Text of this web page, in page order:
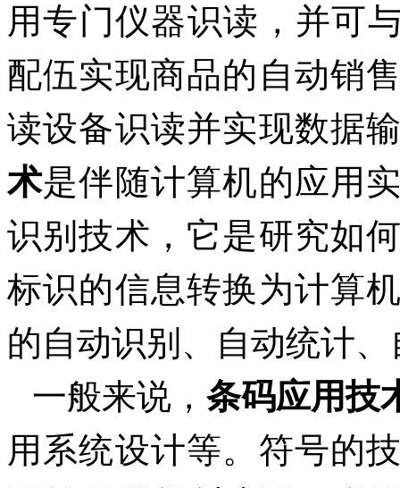
用专门仪器识读，并可
配伍实现商品的自动销
读设备识读并实现数据
术是伴随计算机的应用
识别技术，它是研究如
标识的信息转换为计算
的自动识别、自动统计
一般来说， 条码应用技
用系统设计等。符号的